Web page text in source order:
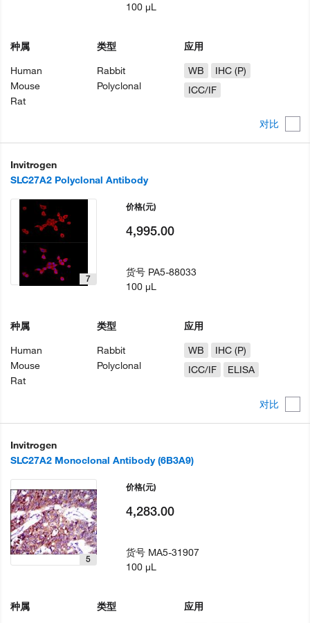
对比
种属
Human
Mouse
Rat
类型
Rabbit
Polyclonal
应用
WB
IHC (P)
ICC/IF
100 µL
Invitrogen
SLC27A2 Polyclonal Antibody
对比
7
种属
Human
Mouse
Rat
类型
Rabbit
Polyclonal
应用
WB
IHC (P)
ICC/IF
ELISA
价格(元)
4,995.00
货号 PA5-88033
100 µL
Invitrogen
SLC27A2 Monoclonal Antibody (6B3A9)
5
种属
类型
应用
价格(元)
4,283.00
货号 MA5-31907
100 µL